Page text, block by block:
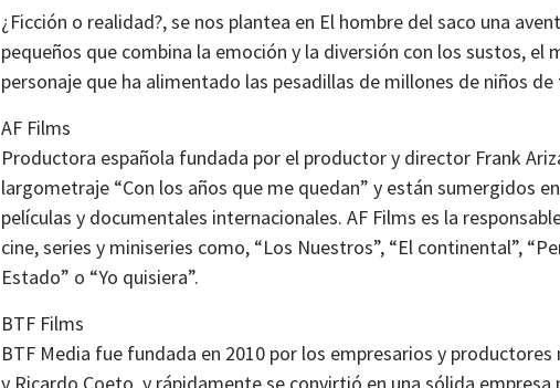
¿Ficción o realidad?, se nos plantea en El hombre del saco una
pequeños que combina la emoción y la diversión con los sustos, el
personaje que ha alimentado las pesadillas de millones de niños
AF Films
Productora española fundada por el productor y director Frank
largometraje “Con los años que me quedan” y están sumergidos
películas y documentales internacionales. AF Films es la
cine, series y miniseries como, “Los Nuestros”, “El continental”,
Estado” o “Yo quisiera”.
BTF Films
BTF Media fue fundada en 2010 por los empresarios y productores
y Ricardo Coeto, y rápidamente se convirtió en una sólida